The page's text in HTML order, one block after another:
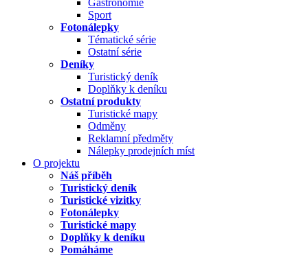
Gastronomie
Sport
Fotonálepky
Tématické série
Ostatní série
Deníky
Turistický deník
Doplňky k deníku
Ostatní produkty
Turistické mapy
Odměny
Reklamní předměty
Nálepky prodejních míst
O projektu
Náš příběh
Turistický deník
Turistické vizitky
Fotonálepky
Turistické mapy
Doplňky k deníku
Pomáháme